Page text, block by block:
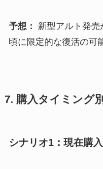
予想：
新型アルト発
頃に限定的な復活の可
7. 購入タイミング
シナリオ1：現在購